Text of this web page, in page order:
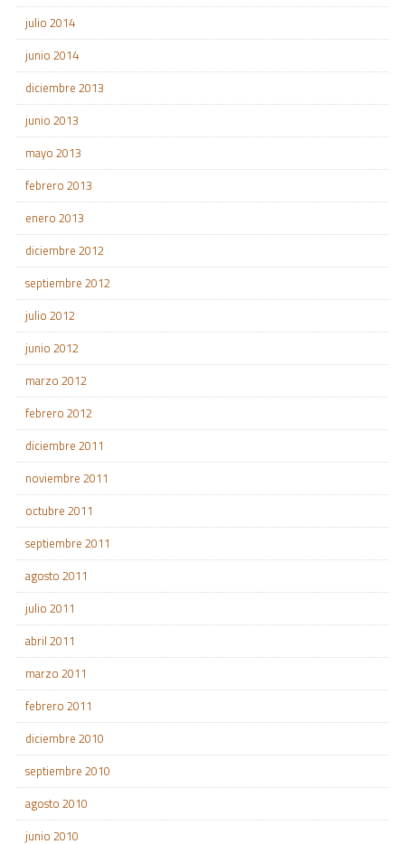
julio 2014
junio 2014
diciembre 2013
junio 2013
mayo 2013
febrero 2013
enero 2013
diciembre 2012
septiembre 2012
julio 2012
junio 2012
marzo 2012
febrero 2012
diciembre 2011
noviembre 2011
octubre 2011
septiembre 2011
agosto 2011
julio 2011
abril 2011
marzo 2011
febrero 2011
diciembre 2010
septiembre 2010
agosto 2010
junio 2010